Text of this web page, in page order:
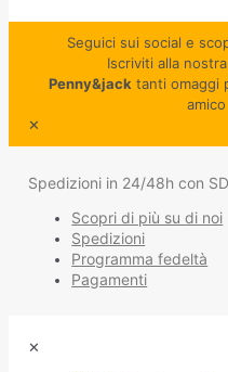
Seguici sui social e
Iscriviti alla
Penny&jack tanti omaggi
amico
✕
Spedizioni in 24/48h con
Scopri di più su di noi
Spedizioni
Programma fedeltà
Pagamenti
✕